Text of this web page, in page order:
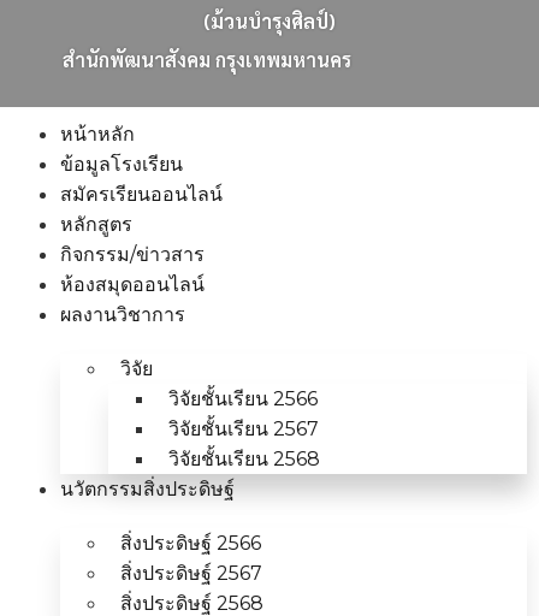
(ม้วนบำรุงศิลป์)
สนกพฒนาสงคม กรงเทพมหานคร
หน้าหลัก
ข้อมูลโรงเรียน
สมัครเรียนออนไลน์
หลักสูตร
กิจกรรม/ข่าวสาร
ห้องสมุดออนไลน์
ผลงานวิชาการ
วิจัย
วิจัยชั้นเรียน 2566
วิจัยชั้นเรียน 2567
วิจัยชั้นเรียน 2568
นวัตกรรมสิ่งประดิษฐ์
สิ่งประดิษฐ์ 2566
สิ่งประดิษฐ์ 2567
สิ่งประดิษฐ์ 2568